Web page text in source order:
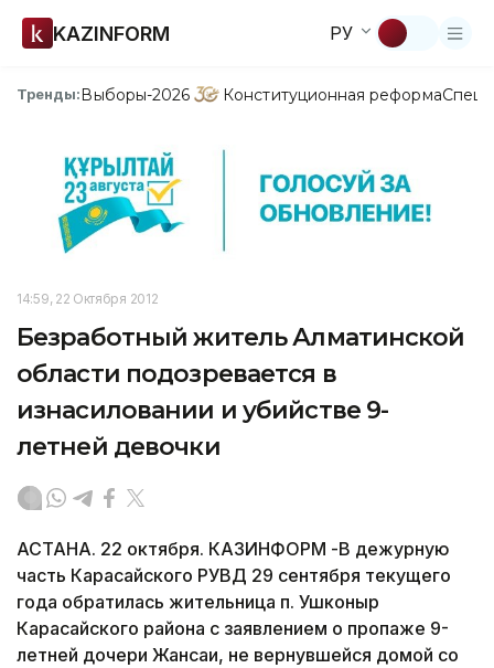
KAZINFORM РУ
Тренды:Выборы-2026 Конституционная реформа
14:59, 22 Октября 2012
Безработный житель Алматинской
области подозревается в
изнасиловании и убийстве 9-
летней девочки
АСТАНА. 22 октября. КАЗИНФОРМ -В дежурную
часть Карасайского РУВД 29 сентября текущего
года обратилась жительница п. Ушконыр
Карасайского района с заявлением о пропаже 9-
летней дочери Жансаи, не вернувшейся домой со